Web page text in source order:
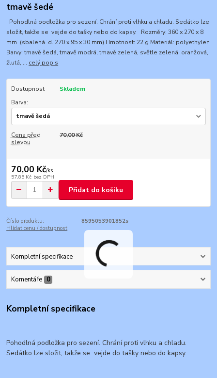
tmavě šedé
Pohodlná podložka pro sezení. Chrání proti vlhku a chladu. Sedátko lze
složit, takže se vejde do tašky nebo do kapsy. Rozměry: 360 x 270 x 8
mm (sbalená d. 270 x 95 x 30 mm) Hmotnost: 22 g Materiál: polyethylen
Barvy: tmavě šedá, tmavě modrá, tmavě zelená, světle zelená, oranžová,
žlutá, ... celý popis
Dostupnost
Skladem
Barva:
Cena před
slevou
70,00 Kč
70,00 Kč/ks
57,85 Kč bez DPH
Přidat do košíku
Číslo produktu:
8595053901852s
Hlídat cenu / dostupnost
Kompletní specifikace
Komentáře 0
Kompletní specifikace
Pohodlná podložka pro sezení. Chrání proti vlhku a chladu.
Sedátko lze složit, takže se vejde do tašky nebo do kapsy.